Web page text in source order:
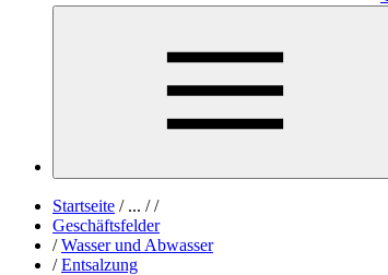
Startseite /... / /
Geschäftsfelder
/ Wasser und Abwasser
/ Entsalzung